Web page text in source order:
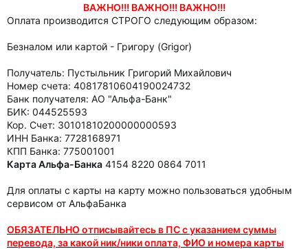
ВАЖНО!!! ВАЖНО!!! ВАЖНО!!!
Оплата производится СТРОГО следующим образом:
Безналом или картой - Григору (Grigor)
Получатель: Пустыльник Григорий Михайлович
Номер счета: 40817810604190024732
Банк получателя: АО "Альфа-Банк"
БИК: 044525593
Кор. Счет: 30101810200000000593
ИНН Банка: 7728168971
КПП Банка: 775001001
Карта Альфа-Банка 4154 8220 0864 7011
Для оплаты с карты на карту можно пользоваться удобным
сервисом от АльфаБанка
ОБЯЗАТЕЛЬНО отписывайтесь в ПС с указанием суммы
перевода, за какой ник/ники оплата, ФИО и номера карты